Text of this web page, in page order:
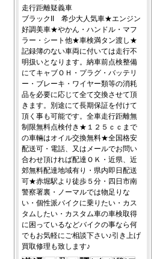
走行距離疑義車
ブラックII 希少大人気車★エンジン
好調美車★やかん・ハンドル・マフ
ラー・シート他★車検満タン渡し★
記録簿のない車両に付いては走行不
明扱いとなります。納車前点検整備
にてキャブＯＨ・プラグ・バッテリ
ー・ブレーキ・ワイヤー類等の消耗
品を必要に応じて全て交換させて頂
きます。別途にて長期保証を付けて
頂く事も可能です。全車走行距離無
制限無料点検付き★１２５ｃｃまで
の車輛はオイル交換無料★全国格安
配送可・電話、又はメールでお問い
合わせ頂ければ配達ＯＫ・近県、近
郊無料配達地域有り・県内即日配送
可★赤堀駅より徒歩５分・四日市南
警察署裏・ノーマルでは物足りな
い・個性派バイクに乗りたい・カス
タムしたい・カスタム車の車検取得
に困っているなどバイクの事なら何
でもお気軽にご相談下さい♪引き上げ
買取修理も致します♪